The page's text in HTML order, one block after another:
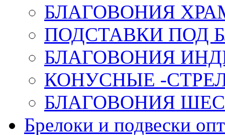
БЛАГОВОНИЯ
ПОДСТАВКИ ПОД
БЛАГОВОНИЯ
КОНУСНЫЕ -
БЛАГОВОНИЯ
Брелоки и подвески